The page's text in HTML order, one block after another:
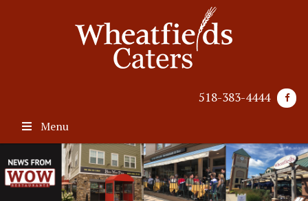
518-383-4444
Menu